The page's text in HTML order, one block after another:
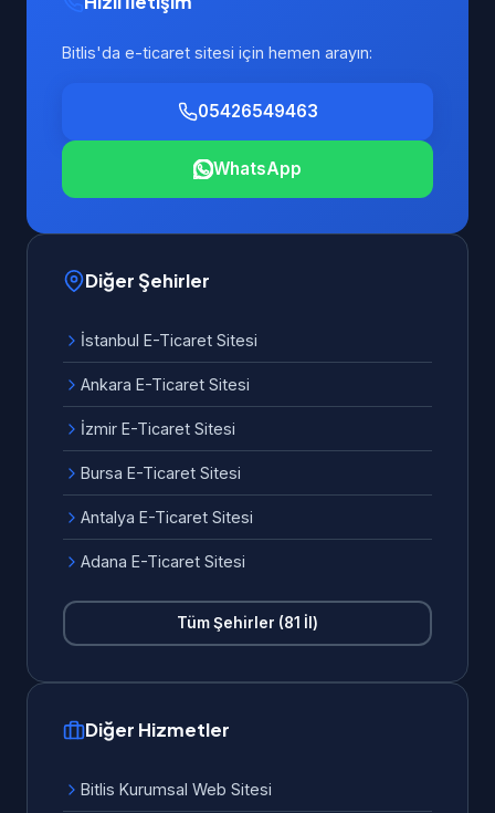
Bitlis'da e-ticaret sitesi için hemen arayın:
05426549463
WhatsApp
Diğer Şehirler
İstanbul E-Ticaret Sitesi
Ankara E-Ticaret Sitesi
İzmir E-Ticaret Sitesi
Bursa E-Ticaret Sitesi
Antalya E-Ticaret Sitesi
Adana E-Ticaret Sitesi
Tüm Şehirler (81 İl)
Diğer Hizmetler
Bitlis Kurumsal Web Sitesi